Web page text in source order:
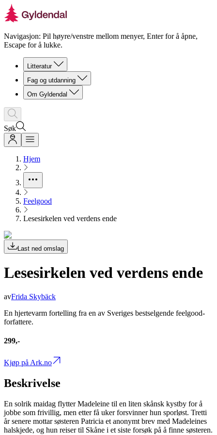
Navigasjon: Pil høyre/venstre mellom menyer, Enter for å åpne,
Escape for å lukke.
Litteratur
Fag og utdanning
Om Gyldendal
Søk
Hjem
Feelgood
Lesesirkelen ved verdens ende
Last ned omslag
Lesesirkelen ved verdens ende
avFrida Skybäck
En hjertevarm fortelling fra en av Sveriges bestselgende feelgood-
forfattere.
299,-
Kjøp på Ark.no
Beskrivelse
En solrik maidag flytter Madeleine til en liten skånsk kystby for å
jobbe som frivillig, men etter få uker forsvinner hun sporløst. Tretti
år senere mottar søsteren Patricia et anonymt brev med Madeleines
halskjede, og hun reiser til Skåne i et siste forsøk på å finne søsteren.